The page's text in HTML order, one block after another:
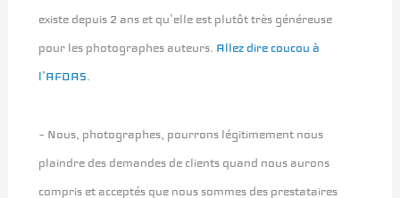
existe depuis 2 ans et qu’elle est plutôt très généreuse
pour les photographes auteurs. Allez dire coucou à
l’AFDAS.
– Nous, photographes, pourrons légitimement nous
plaindre des demandes de clients quand nous aurons
compris et acceptés que nous sommes des prestataires